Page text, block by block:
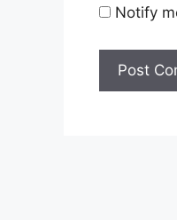
Notify